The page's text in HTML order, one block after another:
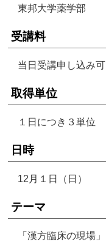
東邦大学薬学部
受講料
当日受講申し込み
取得単位
１日につき３単位
日時
12月１日（日）
テーマ
「漢方臨床の現場」